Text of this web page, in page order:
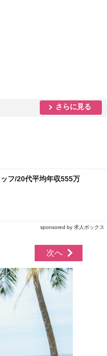
さらに見る
フ/20代平均年収555万
sponsored by 求人ボックス
次へ